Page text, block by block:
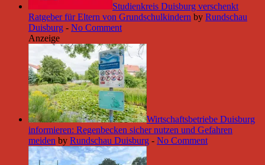
Studienkreis Duisburg verschenkt
Ratgeber für Eltern von Grundschulkindern by Rundschau
Duisburg - No Comment
Anzeige
Wirtschaftsbetriebe Duisburg
informieren: Regenbecken sicher nutzen und Gefahren
meiden by Rundschau Duisburg - No Comment